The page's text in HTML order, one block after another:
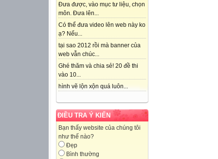
Đưa được, vào mục tư liệu, chọn
môn. Đưa lên...
Có thể đưa video lên web này ko
ạ? Nếu...
tại sao 2012 rồi mà banner của
web vẫn chúc...
Ghé thăm và chia sẻ! 20 đề thi
vào 10...
hình vẽ lộn xộn quá luôn...
ĐIỀU TRA Ý KIẾN
Bạn thấy website của chúng tôi
như thế nào?
Đẹp
Bình thường